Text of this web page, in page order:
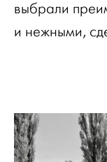
выбрали
и нежными,